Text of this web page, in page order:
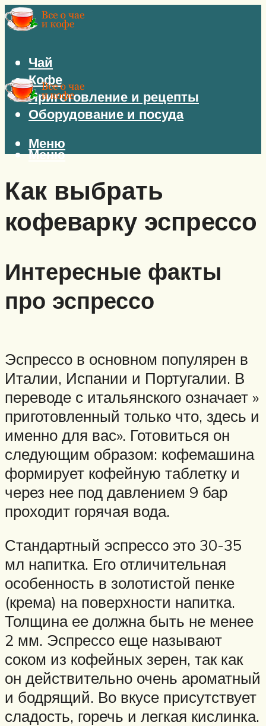
Чай
Кофе
Приготовление и рецепты
Оборудование и посуда
Меню
Меню
Как выбрать
кофеварку эспрессо
Интересные факты
про эспрессо
Эспрессо в основном популярен в
Италии, Испании и Португалии. В
переводе с итальянского означает »
приготовленный только что, здесь и
именно для вас». Готовиться он
следующим образом: кофемашина
формирует кофейную таблетку и
через нее под давлением 9 бар
проходит горячая вода.
Стандартный эспрессо это 30-35
мл напитка. Его отличительная
особенность в золотистой пенке
(крема) на поверхности напитка.
Толщина ее должна быть не менее
2 мм. Эспрессо еще называют
соком из кофейных зерен, так как
он действительно очень ароматный
и бодрящий. Во вкусе присутствует
сладость, горечь и легкая кислинка.